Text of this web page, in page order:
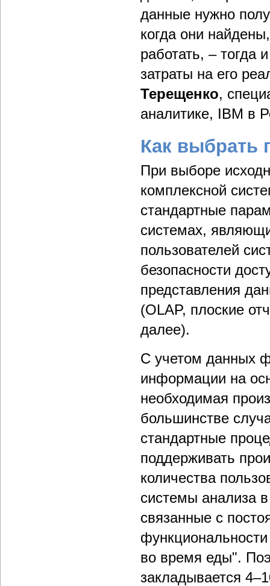
данные нужно
когда они
работать, – тогда
затраты на его
Терещенко,
аналитике, IBM в
Как выбрать
При выборе
комплексной
стандартные
системах,
пользователей
безопасности
представления
(OLAP, плоские
далее).
С учетом данных
информации на
необходимая
большинстве
стандартные
поддерживать
количества
системы анализа
связанные с
во время еды".
закладывается